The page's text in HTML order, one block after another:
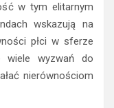
w tym elitarnym
wskazują na
płci w sferze
wiele wyzwań do
nierównościom